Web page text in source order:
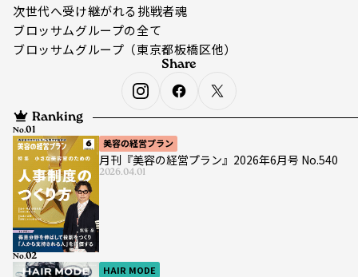
次世代へ受け継がれる挑戦者魂
ブロッサムグループの全て
ブロッサムグループ（東京都板橋区他）
Ranking
美容の経営プラン
月刊『美容の経営プラン』2026年6月号 No.540
2026.04.01
No.
HAIR MODE
No.
Share